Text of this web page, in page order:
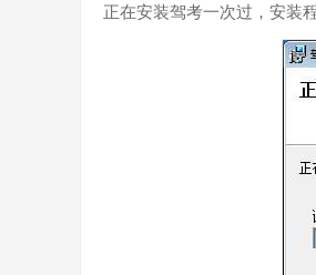
正在安装驾考一次过，安装